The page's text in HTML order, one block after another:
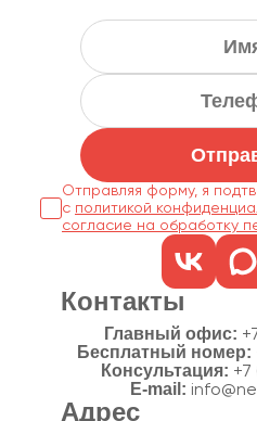
Отправляя форму, я
с политикой
согласие на обработку
Контакты
Главный офис:
Бесплатный номер:
Консультация: +7
E-mail:
Адрес